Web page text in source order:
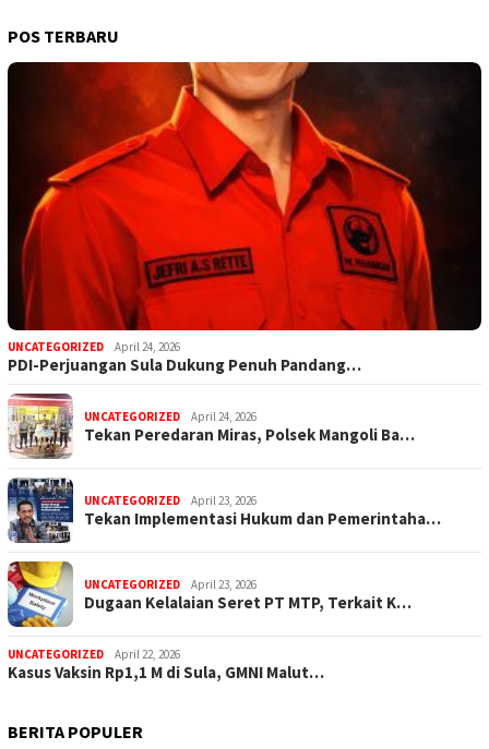
POS TERBARU
UNCATEGORIZED April 24, 2026
PDI-Perjuangan Sula Dukung Penuh Pandang…
UNCATEGORIZED April 24, 2026
Tekan Peredaran Miras, Polsek Mangoli Ba…
UNCATEGORIZED April 23, 2026
Tekan Implementasi Hukum dan Pemerintaha…
UNCATEGORIZED April 23, 2026
Dugaan Kelalaian Seret PT MTP, Terkait K…
UNCATEGORIZED April 22, 2026
Kasus Vaksin Rp1,1 M di Sula, GMNI Malut…
BERITA POPULER